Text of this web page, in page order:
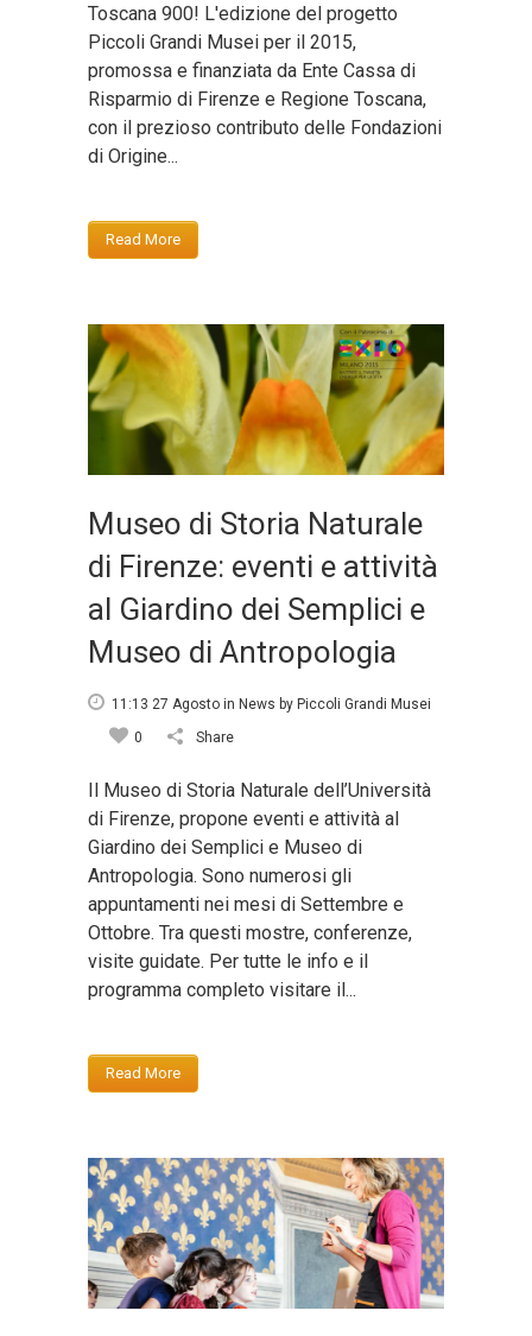
Toscana 900! L'edizione del progetto
Piccoli Grandi Musei per il 2015,
promossa e finanziata da Ente Cassa di
Risparmio di Firenze e Regione Toscana,
con il prezioso contributo delle Fondazioni
di Origine...
Read More
Museo di Storia Naturale
di Firenze: eventi e attività
al Giardino dei Semplici e
Museo di Antropologia
11:13 27 Agosto in News by Piccoli Grandi Musei
0
Share
Il Museo di Storia Naturale dell’Università
di Firenze, propone eventi e attività al
Giardino dei Semplici e Museo di
Antropologia. Sono numerosi gli
appuntamenti nei mesi di Settembre e
Ottobre. Tra questi mostre, conferenze,
visite guidate. Per tutte le info e il
programma completo visitare il...
Read More